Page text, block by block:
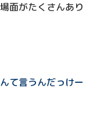
面がたくさんあり
て言うんだっけー